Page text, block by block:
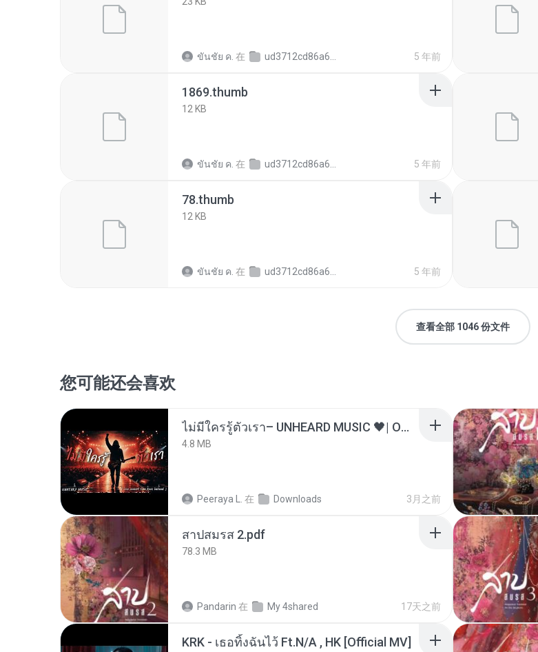
ขันชัย ค. 在 ud3712cd86a645f3cf19f89c04eb91398 5 年前
1869.thumb
12 KB
ขันชัย ค. 在 ud3712cd86a645f3cf19f89c04eb91398 5 年前
78.thumb
12 KB
ขันชัย ค. 在 ud3712cd86a645f3cf19f89c04eb91398 5 年前
查看全部 1046 份文件
您可能还会喜欢
ไม่มีใครรู้ตัวเรา– UNHEARD MUSIC 🖤| Official Lyric Video | เพลงสู้ชีวิต
4.8 MB
Peeraya L. 在 Downloads 3月之前
สาปสมรส 2.pdf
78.3 MB
Pandarin 在 My 4shared 17天之前
KRK - เธอทิ้งฉันไว้ Ft.N/A , HK [Official MV]